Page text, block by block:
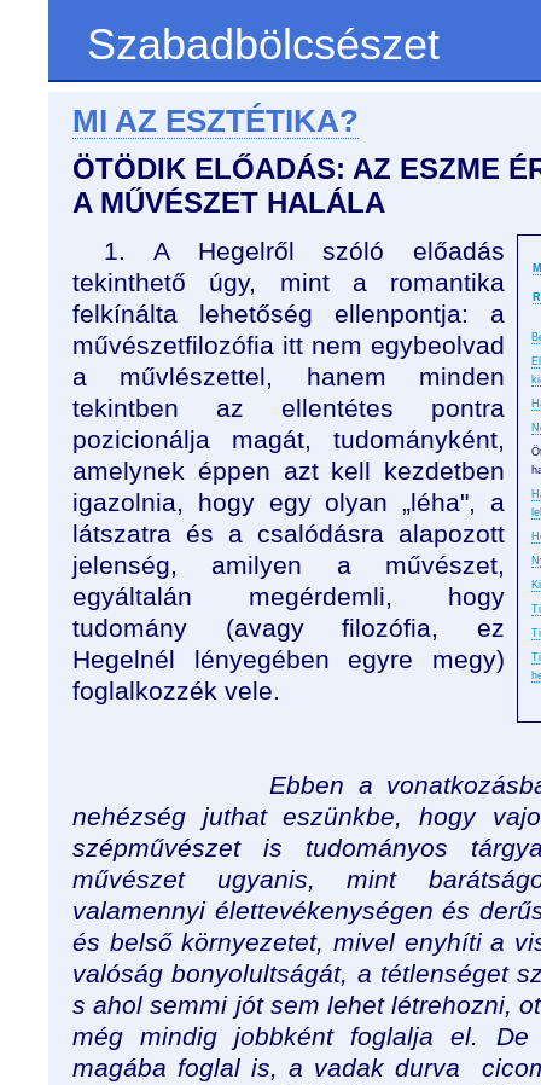
Szabadbölcsészet
MI AZ ESZTÉTIKA?
ÖTÖDIK ELŐADÁS: AZ ESZME
A MŰVÉSZET HALÁLA
1. A Hegelről szóló előadás
tekinthető úgy, mint a romantika
felkínálta lehetőség ellenpontja: a
művészetfilozófia itt nem egybeolvad
a művlészettel, hanem minden
tekintben az ellentétes pontra
pozicionálja magát, tudományként,
amelynek éppen azt kell kezdetben
igazolnia, hogy egy olyan „léha", a
látszatra és a csalódásra alapozott
jelenség, amilyen a művészet,
egyáltalán megérdemli, hogy
tudomány (avagy filozófia, ez
Hegelnél lényegében egyre megy)
foglalkozzék vele.
Ebben a vonatkozásban
nehézség juthat eszünkbe, hogy
szépművészet is tudományos
művészet ugyanis, mint
valamennyi élettevékenységen és
és belső környezetet, mivel enyhíti a
valóság bonyolultságát, a tétlenséget
s ahol semmi jót sem lehet létrehozni,
még mindig jobbként foglalja el.
magába foglal is, a vadak durva